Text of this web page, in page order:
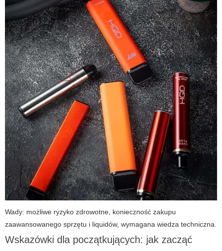
Wady: możliwe ryzyko zdrowotne, konieczność zakupu
zaawansowanego sprzętu i liquidów, wymagana wiedza techniczna.
Wskazówki dla początkujących: jak zacząć